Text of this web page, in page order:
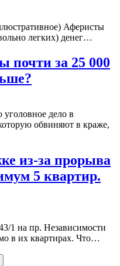
Аферисты
легких) денег…
почти за 25 000
уголовное дело в
обвиняют в краже,
из-за прорыва
5 квартир.
1 на пр. Независимости
в их квартирах. Что…